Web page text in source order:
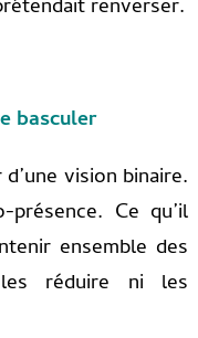
renverser.
basculer
vision binaire.
Ce qu’il
ensemble des
les réduire ni les